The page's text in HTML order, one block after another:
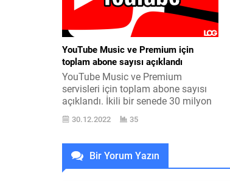
izleyebileceğiniz reyin, 9. Asır
Bağdat ’ında geçecek ve suikastçı...
YouTube Music ve Premium için
toplam abone sayısı açıklandı
YouTube Music ve Premium
servisleri için toplam abone sayısı
açıklandı. İkili bir senede 30 milyon
yeni abone kazandı. Resmi olarak
yapılan açıklamaya göre YouTube
küresel olarak 80 milyon aboneye
sahip. Yukarıyada da dediğimiz gibi
bir senede 30 milyon yeni abone
30.12.2022 35
Bir Yorum Yazın